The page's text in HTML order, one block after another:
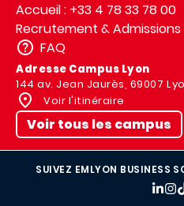
Accueil : +33 4 78 33 78 00
Recrutement & Admissions
FAQ
Adresse Campus Lyon
144 av. Jean Jaurès, 69007
Voir l'itinéraire
Voir tous les campus
SUIVEZ EMLYON BUSINESS